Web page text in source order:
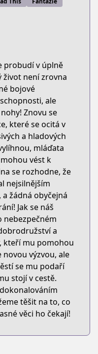
probudí v úplně
život není zrovna
bojové
ale
Znovu se
které se ocitá v
a hladových
mláďata
vést k
se rozhodne, že
nejsilnějším
žádná obyčejná
Jak se náš
nebezpečném
a
kteří mu pomohou
novou výzvou, ale
se mu podaří
stojí v cestě.
těšit na to, co
věci ho čekají!